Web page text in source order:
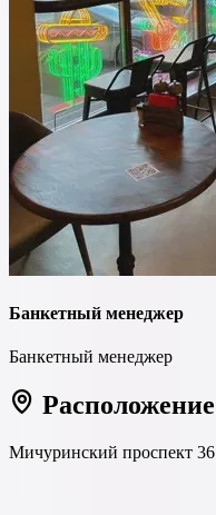
Банкетный менеджер
Банкетный менеджер
Расположение
Мичуринский проспект 36